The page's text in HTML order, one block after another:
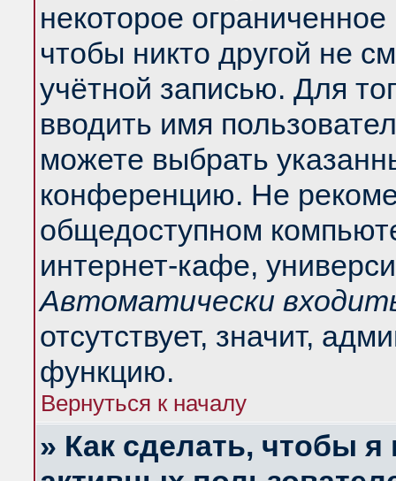
некоторое
чтобы никто другой не
учётной записью. Для
вводить имя
можете выбрать
конференцию. Не
общедоступном
интернет-кафе,
Автоматически
отсутствует, значит,
функцию.
Вернуться к началу
» Как сделать, чтобы